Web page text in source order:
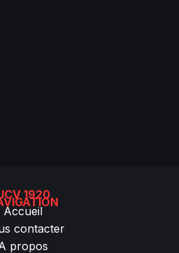
1920
Accueil
contacter
propos